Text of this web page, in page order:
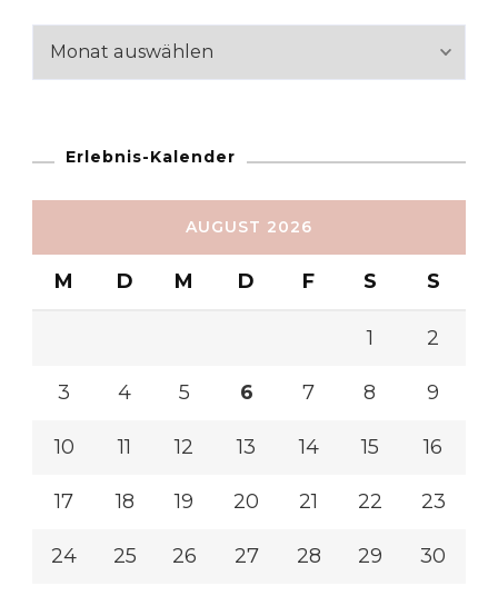
Reiseabschnitte
Erlebnis-Kalender
AUGUST 2026
M D M D F S S
1 2
3 4 5 6 7 8 9
10 11 12 13 14 15 16
17 18 19 20 21 22 23
24 25 26 27 28 29 30